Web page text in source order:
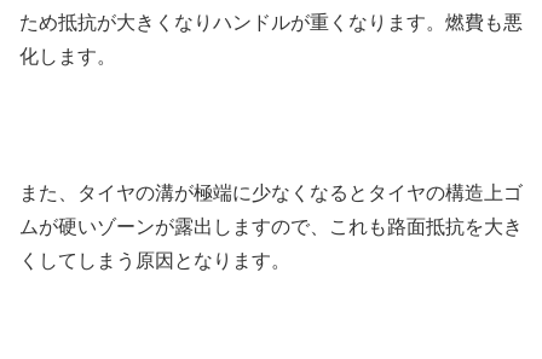
ため抵抗が大きくなりハンドルが重くなります。燃費も悪
化します。
また、タイヤの溝が極端に少なくなるとタイヤの構造上ゴ
ムが硬いゾーンが露出しますので、これも路面抵抗を大き
くしてしまう原因となります。